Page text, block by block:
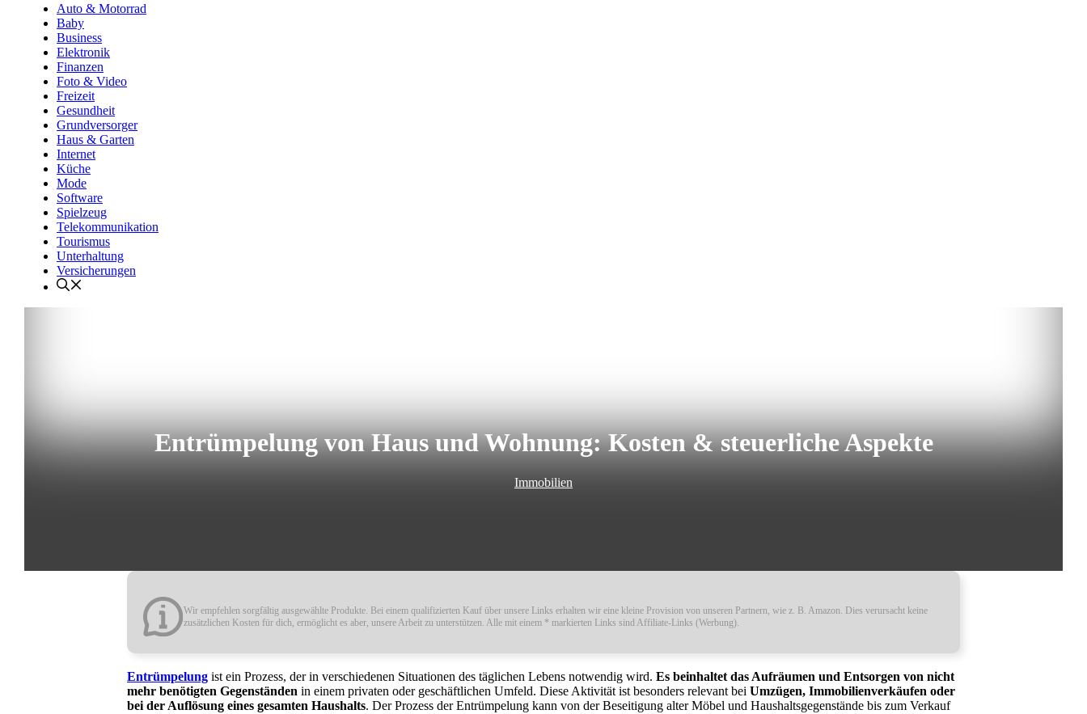
Auto & Motorrad
Baby
Business
Elektronik
Finanzen
Foto & Video
Freizeit
Gesundheit
Grundversorger
Haus & Garten
Internet
Küche
Mode
Software
Spielzeug
Telekommunikation
Tourismus
Unterhaltung
Versicherungen
Entrümpelung von Haus und Wohnung: Kosten & steuerliche Aspekte
Immobilien
Wir empfehlen sorgfältig ausgewählte Produkte. Bei einem qualifizierten Kauf über unsere Links erhalten wir eine kleine Provision von unseren Partnern, wie z. B. Amazon. Dies verursacht keine
zusätzlichen Kosten für dich, ermöglicht es aber, unsere Arbeit zu unterstützen. Alle mit einem * markierten Links sind Affiliate-Links (Werbung).
Entrümpelung ist ein Prozess, der in verschiedenen Situationen des täglichen Lebens notwendig wird. Es beinhaltet das Aufräumen und Entsorgen von nicht
mehr benötigten Gegenständen in einem privaten oder geschäftlichen Umfeld. Diese Aktivität ist besonders relevant bei Umzügen, Immobilienverkäufen oder
bei der Auflösung eines gesamten Haushalts. Der Prozess der Entrümpelung kann von der Beseitigung alter Möbel und Haushaltsgegenstände bis zum Verkauf